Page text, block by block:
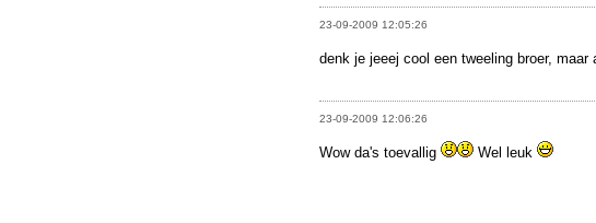
23-09-2009 12:05:26
denk je jeeej cool een tweeling broer, maar
23-09-2009 12:06:26
Wow da's toevallig Wel leuk